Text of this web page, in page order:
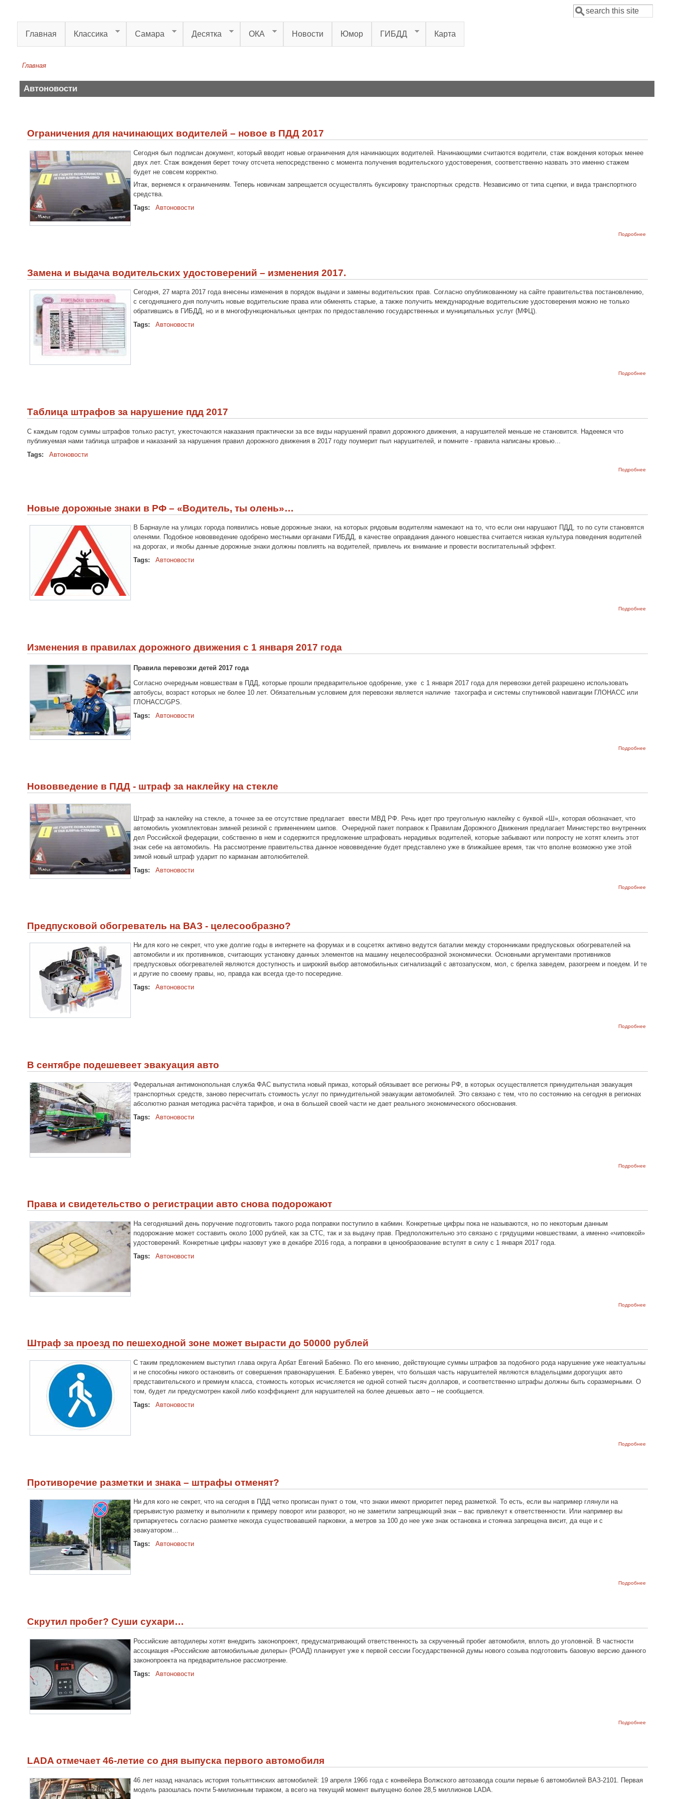
Форма поиска
Поиск
Главная Классика Самара Десятка ОКА Новости Юмор ГИБДД Карта
Главная
Автоновости
Ограничения для начинающих водителей – новое в ПДД 2017
Сегодня был подписан документ, который вводит новые ограничения для начинающих водителей. Начинающими считаются водители, стаж вождения которых менее
двух лет. Стаж вождения берет точку отсчета непосредственно с момента получения водительского удостоверения, соответственно назвать это именно стажем
будет не совсем корректно.
Итак, вернемся к ограничениям. Теперь новичкам запрещается осуществлять буксировку транспортных средств. Независимо от типа сцепки, и вида транспортного
средства.
Tags:
Автоновости
Подробнее
Замена и выдача водительских удостоверений – изменения 2017.
Сегодня, 27 марта 2017 года внесены изменения в порядок выдачи и замены водительских прав. Согласно опубликованному на сайте правительства постановлению,
с сегодняшнего дня получить новые водительские права или обменять старые, а также получить международные водительские удостоверения можно не только
обратившись в ГИБДД, но и в многофункциональных центрах по предоставлению государственных и муниципальных услуг (МФЦ).
Tags:
Автоновости
Подробнее
Таблица штрафов за нарушение пдд 2017
С каждым годом суммы штрафов только растут, ужесточаются наказания практически за все виды нарушений правил дорожного движения, а нарушителей меньше не становится. Надеемся что
публикуемая нами таблица штрафов и наказаний за нарушения правил дорожного движения в 2017 году поумерит пыл нарушителей, и помните - правила написаны кровью...
Tags:
Автоновости
Подробнее
Новые дорожные знаки в РФ – «Водитель, ты олень»…
В Барнауле на улицах города появились новые дорожные знаки, на которых рядовым водителям намекают на то, что если они нарушают ПДД, то по сути становятся
оленями. Подобное нововведение одобрено местными органами ГИБДД, в качестве оправдания данного новшества считается низкая культура поведения водителей
на дорогах, и якобы данные дорожные знаки должны повлиять на водителей, привлечь их внимание и провести воспитательный эффект.
Tags:
Автоновости
Подробнее
Изменения в правилах дорожного движения с 1 января 2017 года
Правила перевозки детей 2017 года
Согласно очередным новшествам в ПДД, которые прошли предварительное одобрение, уже с 1 января 2017 года для перевозки детей разрешено использовать
автобусы, возраст которых не более 10 лет. Обязательным условием для перевозки является наличие тахографа и системы спутниковой навигации ГЛОНАСС или
ГЛОНАСС/GPS.
Tags:
Автоновости
Подробнее
Нововведение в ПДД - штраф за наклейку на стекле
Штраф за наклейку на стекле, а точнее за ее отсутствие предлагает ввести МВД РФ. Речь идет про треугольную наклейку с буквой «Ш», которая обозначает, что
автомобиль укомплектован зимней резиной с применением шипов. Очередной пакет поправок к Правилам Дорожного Движения предлагает Министерство внутренних
дел Российской федерации, собственно в нем и содержится предложение штрафовать нерадивых водителей, которые забывают или попросту не хотят клеить этот
знак себе на автомобиль. На рассмотрение правительства данное нововведение будет представлено уже в ближайшее время, так что вполне возможно уже этой
зимой новый штраф ударит по карманам автолюбителей.
Tags:
Автоновости
Подробнее
Предпусковой обогреватель на ВАЗ - целесообразно?
Ни для кого не секрет, что уже долгие годы в интернете на форумах и в соцсетях активно ведутся баталии между сторонниками предпусковых обогревателей на
автомобили и их противников, считающих установку данных элементов на машину нецелесообразной экономически. Основными аргументами противников
предпусковых обогревателей являются доступность и широкий выбор автомобильных сигнализаций с автозапуском, мол, с брелка заведем, разогреем и поедем. И те
и другие по своему правы, но, правда как всегда где-то посередине.
Tags:
Автоновости
Подробнее
В сентябре подешевеет эвакуация авто
Федеральная антимонопольная служба ФАС выпустила новый приказ, который обязывает все регионы РФ, в которых осуществляется принудительная эвакуация
транспортных средств, заново пересчитать стоимость услуг по принудительной эвакуации автомобилей. Это связано с тем, что по состоянию на сегодня в регионах
абсолютно разная методика расчёта тарифов, и она в большей своей части не дает реального экономического обоснования.
Tags:
Автоновости
Подробнее
Права и свидетельство о регистрации авто снова подорожают
На сегодняшний день поручение подготовить такого рода поправки поступило в кабмин. Конкретные цифры пока не называются, но по некоторым данным
подорожание может составить около 1000 рублей, как за СТС, так и за выдачу прав. Предположительно это связано с грядущими новшествами, а именно «чиповкой»
удостоверений. Конкретные цифры назовут уже в декабре 2016 года, а поправки в ценообразование вступят в силу с 1 января 2017 года.
Tags:
Автоновости
Подробнее
Штраф за проезд по пешеходной зоне может вырасти до 50000 рублей
С таким предложением выступил глава округа Арбат Евгений Бабенко. По его мнению, действующие суммы штрафов за подобного рода нарушение уже неактуальны
и не способны никого остановить от совершения правонарушения. Е.Бабенко уверен, что большая часть нарушителей являются владельцами дорогущих авто
представительского и премиум класса, стоимость которых исчисляется не одной сотней тысяч долларов, и соответственно штрафы должны быть соразмерными. О
том, будет ли предусмотрен какой либо коэффициент для нарушителей на более дешевых авто – не сообщается.
Tags:
Автоновости
Подробнее
Противоречие разметки и знака – штрафы отменят?
Ни для кого не секрет, что на сегодня в ПДД четко прописан пункт о том, что знаки имеют приоритет перед разметкой. То есть, если вы например глянули на
прерывистую разметку и выполнили к примеру поворот или разворот, но не заметили запрещающий знак– вас привлекут к ответственности. Или например вы
припаркуетесь согласно разметке некогда существовавшей парковки, а метров за 100 до нее уже знак остановка и стоянка запрещена висит, да еще и с
эвакуатором…
Tags:
Автоновости
Подробнее
Скрутил пробег? Суши сухари…
Российские автодилеры хотят внедрить законопроект, предусматривающий ответственность за скрученный пробег автомобиля, вплоть до уголовной. В частности
ассоциация «Российские автомобильные дилеры» (РОАД) планирует уже к первой сессии Государственной думы нового созыва подготовить базовую версию данного
законопроекта на предварительное рассмотрение.
Tags:
Автоновости
Подробнее
LADA отмечает 46-летие со дня выпуска первого автомобиля
46 лет назад началась история тольяттинских автомобилей: 19 апреля 1966 года с конвейера Волжского автозавода сошли первые 6 автомобилей ВАЗ-2101. Первая
модель разошлась почти 5-милионным тиражом, а всего на текущий момент выпущено более 28,5 миллионов LADA.